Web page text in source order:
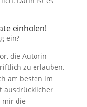
einholen!
ein?
die Autorin
zu erlauben.
am besten im
ausdrücklicher
mir die